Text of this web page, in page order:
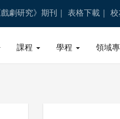
戲劇研究》期刊 表格下載
課程 學程 領域